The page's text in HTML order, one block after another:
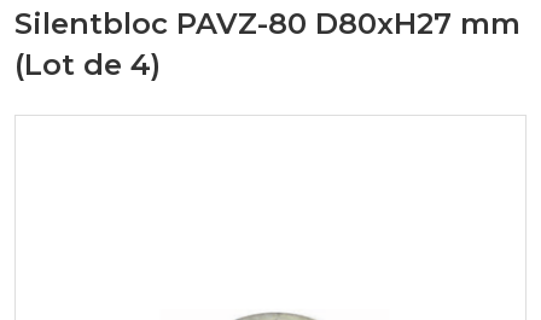
Silentbloc PAVZ-80 D80xH27 mm
(Lot de 4)